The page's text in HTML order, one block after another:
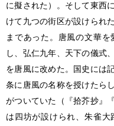
に擬された）。そして東西
けて九つの街区が設けられ
まであった。唐風の文華
し、弘仁九年、天下の儀式
を唐風に改めた。国史には
条に唐風の名称を授けたら
がついていた（『拾芥抄』
は四坊が設けられ、朱雀